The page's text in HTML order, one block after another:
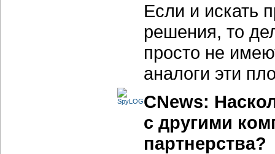
Если и искать
решения, то
просто не
аналоги эти
CNews:
с другими
партнерства?